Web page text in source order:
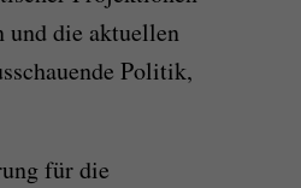
und die aktuellen
Politik,
für die